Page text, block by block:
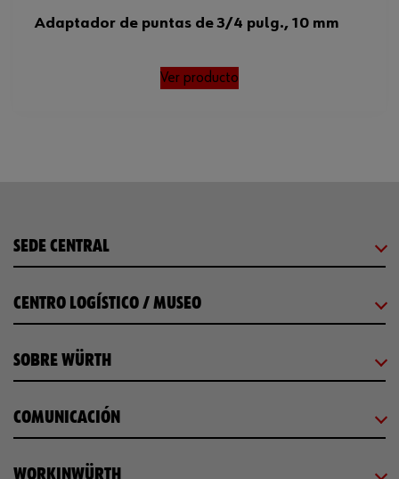
Adaptador de puntas de 3/4 pulg., 10 mm
Ver producto
SEDE CENTRAL
CENTRO LOGÍSTICO / MUSEO
SOBRE WÜRTH
COMUNICACIÓN
WORKINWÜRTH